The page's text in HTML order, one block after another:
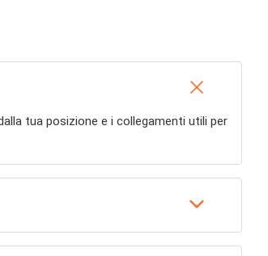
tua posizione e i collegamenti utili per